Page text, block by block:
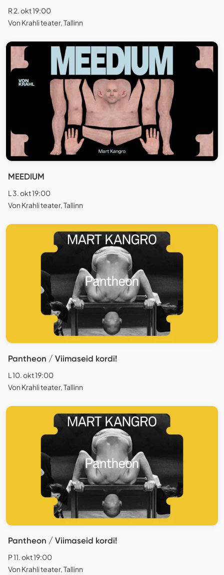
R 2. okt 19:00
Von Krahli teater, Tallinn
MEEDIUM
L 3. okt 19:00
Von Krahli teater, Tallinn
Pantheon / Viimaseid kordi!
L 10. okt 19:00
Von Krahli teater, Tallinn
Pantheon / Viimaseid kordi!
P 11. okt 19:00
Von Krahli teater, Tallinn